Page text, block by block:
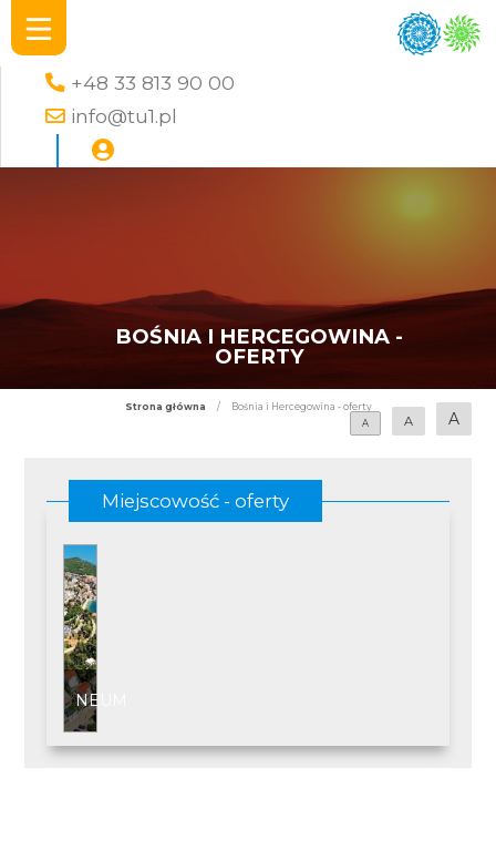
+48 33 813 90 00
info@tu1.pl
BOŚNIA I HERCEGOWINA -
OFERTY
Strona główna /
Bośnia i Hercegowina - oferty
A
A A
Miejscowość - oferty
NEUM